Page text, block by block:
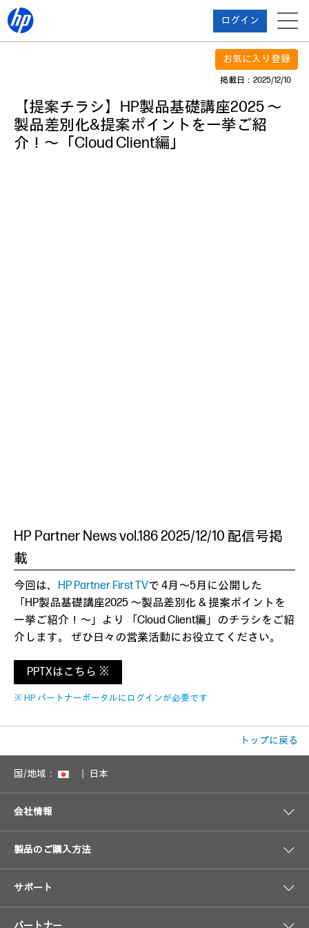
ログイン
お気に入り登録
掲載日：2025/12/10
【提案チラシ】HP製品基礎講座2025 ～
製品差別化&提案ポイントを一挙ご紹
介！～「Cloud Client編」
HP Partner News vol.186 2025/12/10 配信号掲
載
今回は、 HP Partner First TVで 4月～5月に公開した
「HP製品基礎講座2025 ～製品差別化 & 提案ポイントを
一挙ご紹介！～」より 「Cloud Client編」のチラシをご紹
介します。 ぜひ日々の営業活動にお役立てください。
PPTXはこちら ※
※ HP パートナーポータルにログインが必要です
トップに戻る
国/地域： 日本
会社情報
製品のご購入方法
サポート
パートナー